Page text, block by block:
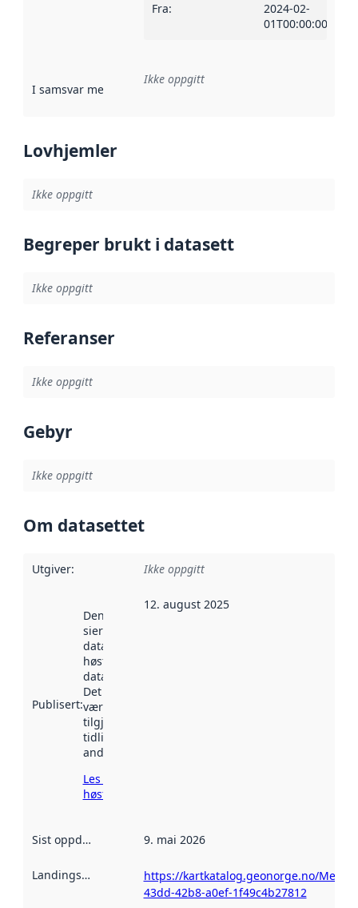
Fra:
2024-02-
I samsvar med Referanse til en implementasjonsregel
Ikke oppgitt
Lovhjemler
Ikke oppgitt
Begreper brukt i datasett
Ikke oppgitt
Referanser
Ikke oppgitt
Gebyr
Ikke oppgitt
Om datasettet
Utgiver: Ikke oppgitt
Publisert:
Denne datoen
sier når
datasettet ble
høstet av
data.norge.no.
Det kan ha
vært
tilgjengelig
tidligere
andre steder.
Les mer om
høsting her
12. august 2025
Sist oppdatert 9. mai 2026
Landingsside
https://kartkatalog.geonorge.no/
43dd-42b8-a0ef-1f49c4b27812